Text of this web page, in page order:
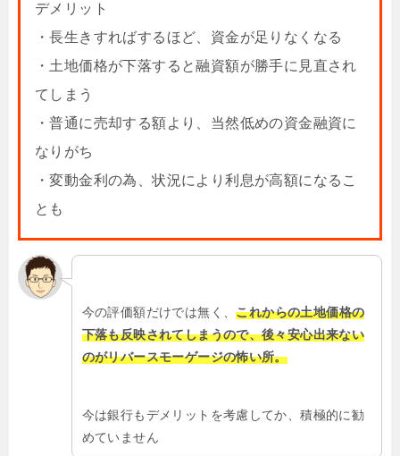
デメリット
・長生きすればするほど、資金が足りなくなる
・土地価格が下落すると融資額が勝手に見直され
てしまう
・普通に売却する額より、当然低めの資金融資に
なりがち
・変動金利の為、状況により利息が高額になるこ
とも
今の評価額だけでは無く、これからの土地価格の
下落も反映されてしまうので、後々安心出来ない
のがリバースモーゲージの怖い所。
今は銀行もデメリットを考慮してか、積極的に勧
めていません